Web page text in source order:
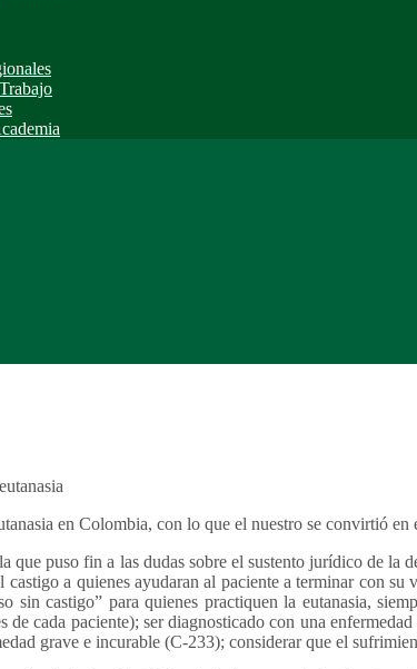
en Colombia, con lo que el nuestro se convirtió
que puso fin a las dudas sobre el sustento jurídico de la
a quienes ayudaran al paciente a terminar con
sin castigo” para quienes practiquen la eutanasia,
de cada paciente); ser diagnosticado con una
grave e incurable (C-233); considerar que el